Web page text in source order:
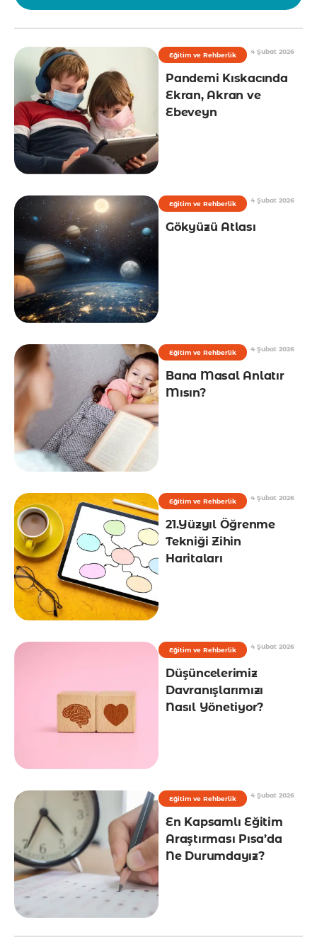
Eğitim ve Rehberlik 4 Şubat 2026
Pandemi Kıskacında
Ekran, Akran ve
Ebeveyn
Eğitim ve Rehberlik 4 Şubat 2026
Gökyüzü Atlası
Eğitim ve Rehberlik 4 Şubat 2026
Bana Masal Anlatır
Mısın?
Eğitim ve Rehberlik 4 Şubat 2026
21.Yüzyıl Öğrenme
Tekniği Zihin
Haritaları
Eğitim ve Rehberlik 4 Şubat 2026
Düşüncelerimiz
Davranışlarımızı
Nasıl Yönetiyor?
Eğitim ve Rehberlik 4 Şubat 2026
En Kapsamlı Eğitim
Araştırması Pısa’da
Ne Durumdayız?